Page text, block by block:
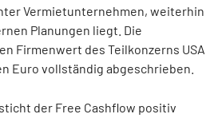
Vermietunternehmen, weiterhin
Planungen liegt. Die
Firmenwert des Teilkonzerns USA
Euro vollständig abgeschrieben.
der Free Cashflow positiv